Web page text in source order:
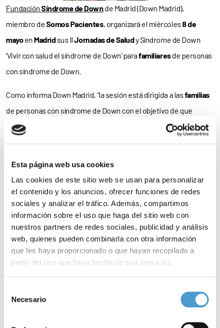
Esta página web usa cookies
Las cookies de este sitio web se usan para personalizar
el contenido y los anuncios, ofrecer funciones de redes
sociales y analizar el tráfico. Además, compartimos
información sobre el uso que haga del sitio web con
nuestros partners de redes sociales, publicidad y análisis
web, quienes pueden combinarla con otra información
que les haya proporcionado o que hayan recopilado a
partir del uso que haya hecho de sus servicios.
de cookies
Necesario
FundaciónSíndrome de Down de Madrid (Down Madrid),
miembro deSomos Pacientes, organizará el miércoles8 de
mayoen Madridsus IIJornadas de Saludy Síndrome de Down
‘Vivir con salud el síndrome de Down’ parafamiliaresde personas
con síndrome de Down.
Como informa Down Madrid, “la sesión está dirigida a lasfamilias
de personas con síndrome de Down con el objetivo de que
puedas preguntar en primera persona a los profesionales las
dudas y consultasque te surgen en temas desaluden el día a día
Salud y síndrome de Down
Las Jornadas se celebrarán en la sede deESADE–Calle Mateo
Inurria, 25-27– desde las16:30 horasy contarán con la
participación del doctor Raúl de Lucas Laguna, especialista en
DermatologíadelCentro de Salud La Pazde Madrid; de la doctora
Isabel González Casado, especialista enEndocrinología
Salcedo Montejo, especialista en
del Centro de